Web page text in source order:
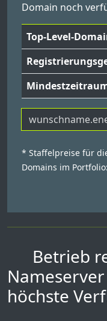
Domain noch
Top-Level-
* Staffelpreise für
Domains im
Betrieb
höchste